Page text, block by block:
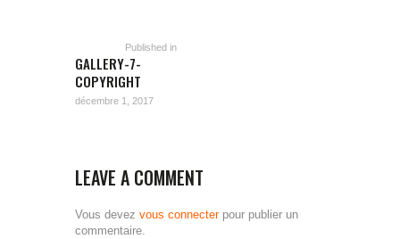
Published in
GALLERY-7-
COPYRIGHT
décembre 1, 2017
LEAVE A COMMENT
Vous devez vous connecterpour publier un
commentaire.